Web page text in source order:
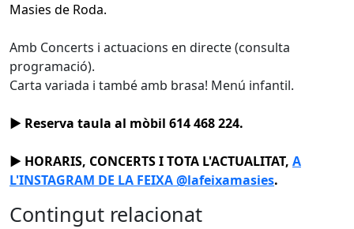
Masies de Roda.
Amb Concerts i actuacions en directe (consulta
programació).
Carta variada i també amb brasa! Menú infantil.
► Reserva taula al mòbil 614 468 224.
► HORARIS, CONCERTS I TOTA L'ACTUALITAT, A
L'INSTAGRAM DE LA FEIXA @lafeixamasies.
Contingut relacionat